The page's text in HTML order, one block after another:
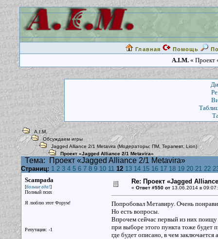
Главная Помощь
A.I.M.« Проект
A.I.M.
Обсуждаем игры
Jagged Alliance 2/1 Metavira (Модераторы: ПМ, Терапевт,Lion)
Проект «Jagged Alliance 2/1 Metavira»
Тема: Проект «Jagged Alliance 2/1 Metavira»
Страниц: 1 2 3 4 5 6 7 8 9 10 11 12 13 14 15 16 17 18 19 20 21 22
Scampada
[больше ада!]
Полный псих
Я люблю этот Форум!
Репутация: -1
Re: Проект «Jagged
« Ответ #550 от13.06.2014 в
Попробовал Метавиру. Очень
Но есть вопросы.
Впрочем сейчас первый из них поищу
при выборе этого пункта тоже будет
где будет описано, в чем